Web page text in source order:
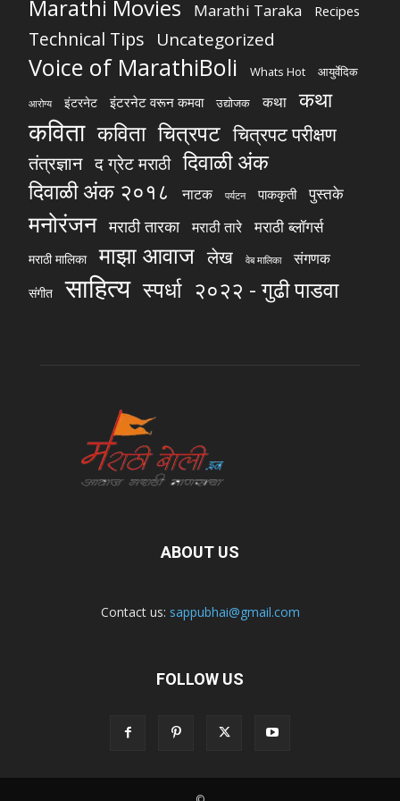
Marathi Movies Marathi Taraka Recipes
Technical Tips Uncategorized
Voice of MarathiBoli Whats Hot आयुर्वेदिक
आरोग्य इंटरनेट इंटरनेट वरून कमवा उद्योजक कथा कथा
कविता कविता चित्रपट चित्रपट परीक्षण
तंत्रज्ञान द ग्रेट मराठी दिवाळी अंक
दिवाळी अंक २०१८
नाटक पर्यटन पाककृती पुस्तके
मनोरंजन मराठी तारका मराठी तारे मराठी ब्लॉगर्स
मराठी मालिका माझा आवाज लेख वेब मालिका संगणक
संगीत साहित्य स्पर्धा २०२२ - गुढी पाडवा
ABOUT US
Contact us: sappubhai@gmail.com
FOLLOW US